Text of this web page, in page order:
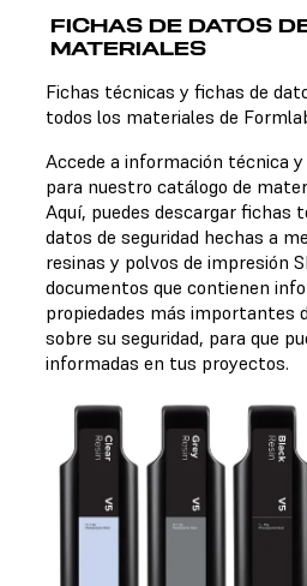
No hay una ficha técnica
Fichas de datos de seguridad
No hay una ficha de datos de
el material elegido.
FICHAS DE DATOS
MATERIALES
Fichas técnicas y fichas de
todos los materiales de
Accede a información técnica
para nuestro catálogo de
Aquí, puedes descargar fichas
datos de seguridad hechas a
resinas y polvos de impresión
documentos que contienen
propiedades más importantes
sobre su seguridad, para que
informadas en tus proyectos.